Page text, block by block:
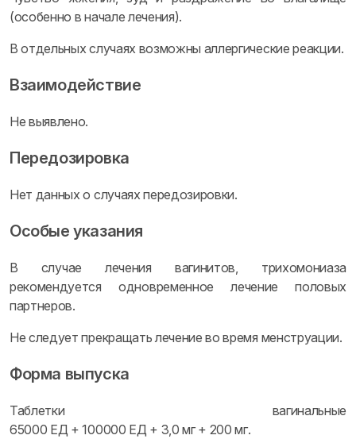
(особенно в начале лечения).
В отдельных случаях возможны аллергические реакции.
Взаимодействие
Не выявлено.
Передозировка
Нет данных о случаях передозировки.
Особые указания
В случае лечения вагинитов, трихомониаза
рекомендуется одновременное лечение половых
партнеров.
Не следует прекращать лечение во время менструации.
Форма выпуска
Таблетки вагинальные
65000 ЕД + 100000 ЕД + 3,0 мг + 200 мг.